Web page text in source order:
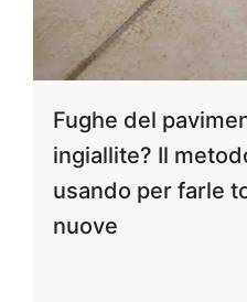
Fughe del
ingiallite? Il
usando per farle
nuove